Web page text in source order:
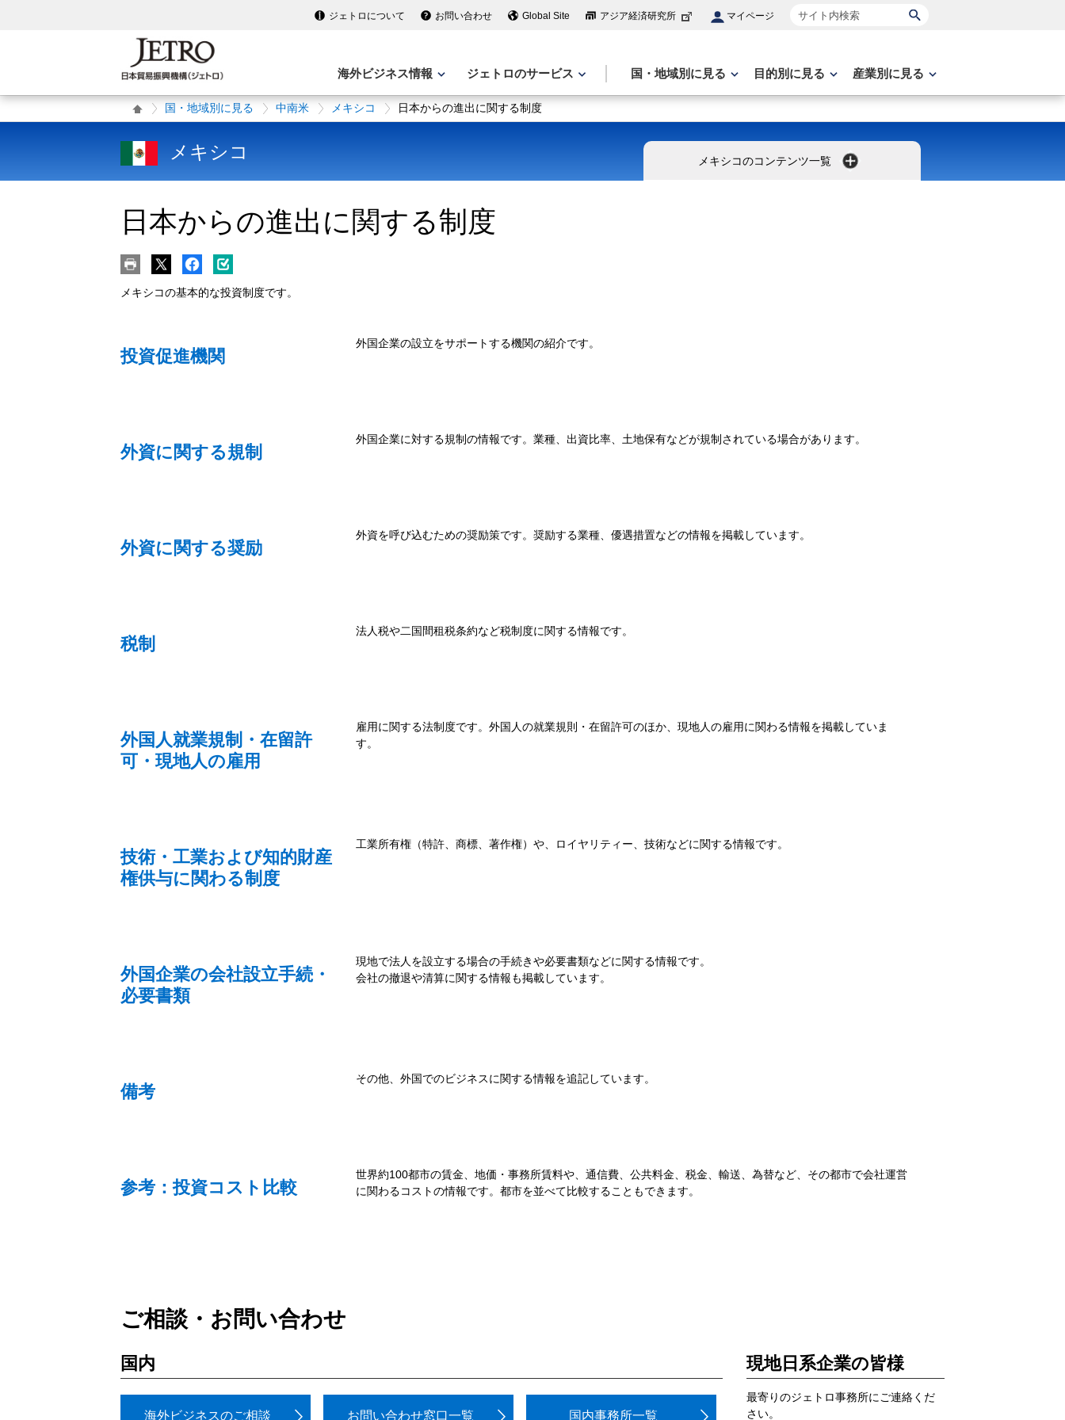
ジェトロについて お問い合わせ Global Site アジア経済研究所 マイページ サイト内検索
海外ビジネス情報 ジェトロのサービス 国・地域別に見る 目的別に見る 産業別に見る
国・地域別に見る 中南米 メキシコ 日本からの進出に関する制度
メキシコ メキシコのコンテンツ一覧
日本からの進出に関する制度
メキシコの基本的な投資制度です。
投資促進機関
外国企業の設立をサポートする機関の紹介です。
外資に関する規制
外国企業に対する規制の情報です。業種、出資比率、土地保有などが規制されている場合があります。
外資に関する奨励
外資を呼び込むための奨励策です。奨励する業種、優遇措置などの情報を掲載しています。
税制
法人税や二国間租税条約など税制度に関する情報です。
外国人就業規制・在留許
可・現地人の雇用
雇用に関する法制度です。外国人の就業規則・在留許可のほか、現地人の雇用に関わる情報を掲載していま
す。
技術・工業および知的財産
権供与に関わる制度
工業所有権（特許、商標、著作権）や、ロイヤリティー、技術などに関する情報です。
外国企業の会社設立手続・
必要書類
現地で法人を設立する場合の手続きや必要書類などに関する情報です。
会社の撤退や清算に関する情報も掲載しています。
備考
その他、外国でのビジネスに関する情報を追記しています。
参考：投資コスト比較
世界約100都市の賃金、地価・事務所賃料や、通信費、公共料金、税金、輸送、為替など、その都市で会社運営
に関わるコストの情報です。都市を並べて比較することもできます。
ご相談・お問い合わせ
国内
海外ビジネスのご相談 お問い合わせ窓口一覧 国内事務所一覧
現地日系企業の皆様
最寄りのジェトロ事務所にご連絡くだ
さい。